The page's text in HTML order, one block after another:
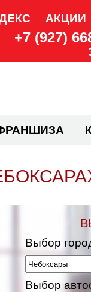
АКЦИИ
+7 (927)
Выбор
Выбор